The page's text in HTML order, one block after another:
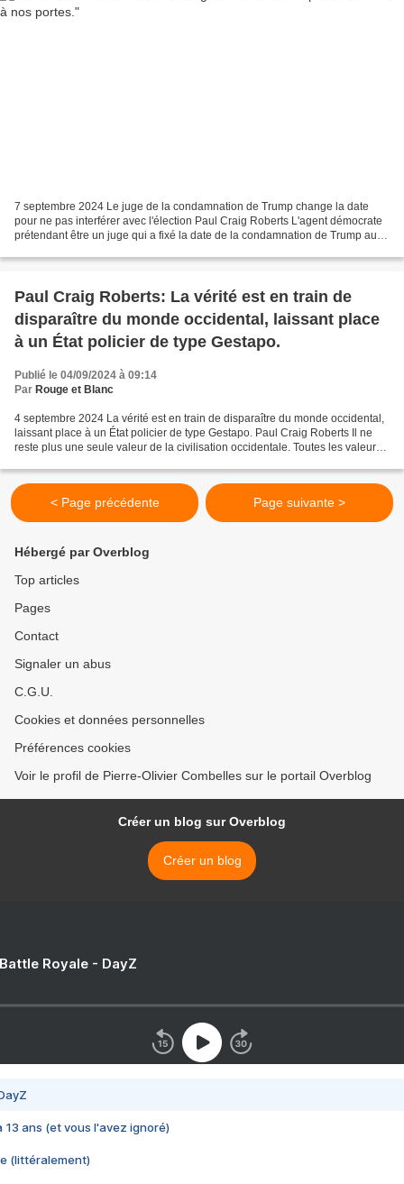
7 septembre 2024 Le juge de la condamnation de Trump change la date
pour ne pas interférer avec l'élection Paul Craig Roberts L'agent démocrate
prétendant être un juge qui a fixé la date de la condamnation de Trump au
Paul Craig Roberts: La vérité est en train de
disparaître du monde occidental, laissant place
à un État policier de type Gestapo.
Publié le 04/09/2024 à 09:14
Par Rouge et Blanc
4 septembre 2024 La vérité est en train de disparaître du monde occidental,
laissant place à un État policier de type Gestapo. Paul Craig Roberts Il ne
reste plus une seule valeur de la civilisation occidentale. Toutes les valeurs
< Page précédente Page suivante >
Hébergé par Overblog
Top articles
Pages
Contact
Signaler un abus
C.G.U.
Cookies et données personnelles
Préférences cookies
Voir le profil de Pierre-Olivier Combelles sur le portail Overblog
Créer un blog sur Overblog
Créer un blog
Royale - DayZ
13 ans (et vous l'avez ignoré)
(littéralement)